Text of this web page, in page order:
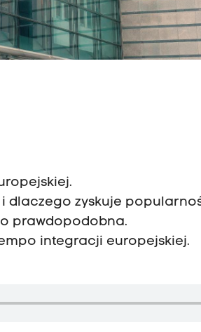
dlaczego zyskuje
prawdopodobna.
integracji europejskiej.